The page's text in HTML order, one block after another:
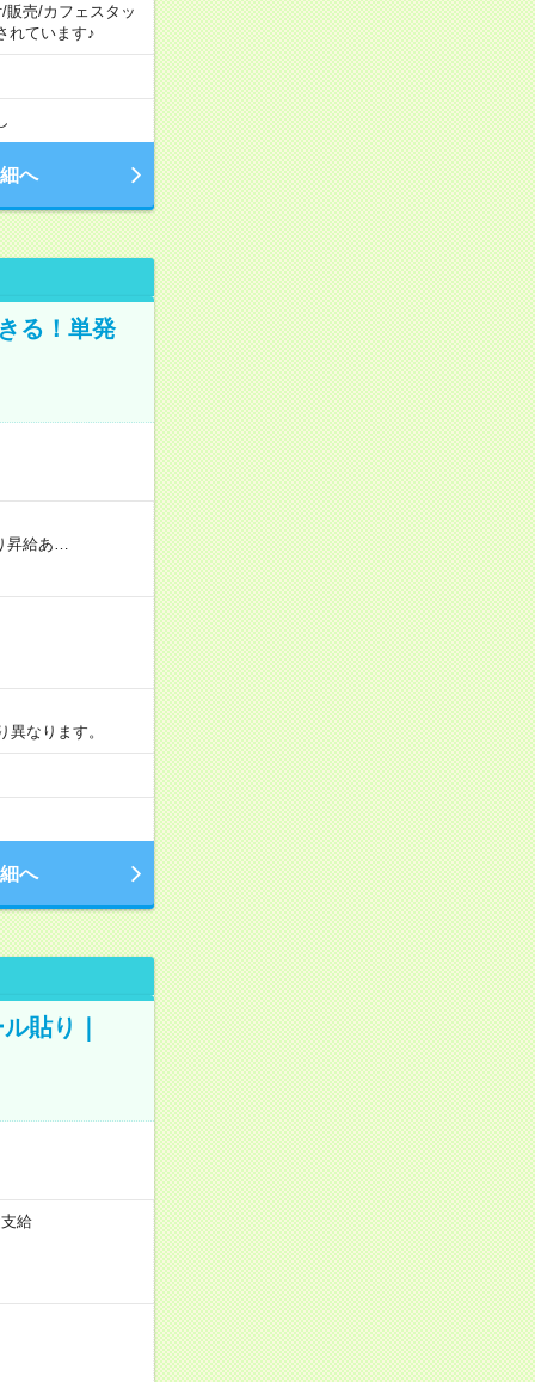
売/カフェスタッ
れています♪
へ
る！単発
給あ…
なります。
へ
貼り｜
給